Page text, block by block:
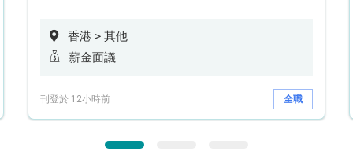
香港 > 其他
薪金面議
刊登於 12小時前 全職